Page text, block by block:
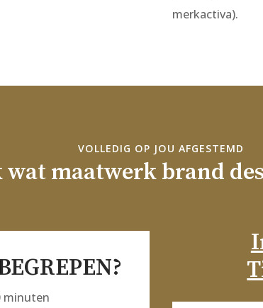
merkactiva).
VOLLEDIG OP JOU AFGESTEMD
wat maatwerk brand
minuten